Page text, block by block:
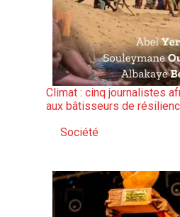
Climat : cinq journalistes
aux bâtisseurs de
Par rapport à
Société